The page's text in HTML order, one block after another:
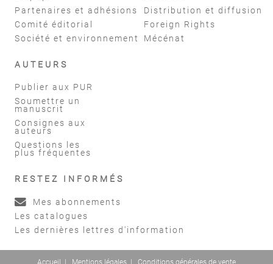
Partenaires et adhésions
Comité éditorial
Société et environnement
Distribution et diffusion
Foreign Rights
Mécénat
AUTEURS
Publier aux PUR
Soumettre un
manuscrit
Consignes aux
auteurs
Questions les
plus fréquentes
RESTEZ INFORMÉS
Mes abonnements
Les catalogues
Les dernières lettres d'information
Accueil Mentions légales Conditions générales de vente